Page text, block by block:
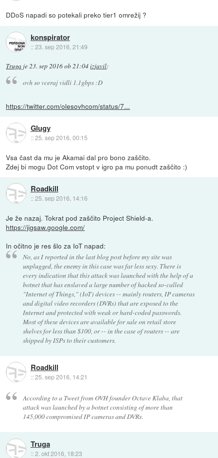
DDoS napadi so potekali preko tier1 omrežij ?
konspirator
::23. sep 2016, 21:49
Truga je23. sep 2016 ob 21:04izjavil:
ovh so vceraj vidli 1.1gbps :D
https://twitter.com/olesovhcom/status/7...
Glugy
::25. sep 2016, 00:15
Vsa čast da mu je Akamai dal pro bono zaščito.
Zdej bi mogu Dot Com vstopt v igro pa mu ponudt zaščito :)
Roadkill
::25. sep 2016, 14:16
Je že nazaj. Tokrat pod zaščito Project Shield-a.
https://jigsaw.google.com/
In očitno je res šlo za IoT napad:
No, as I reported in the last blog post before my site was
unplugged, the enemy in this case was far less sexy. There is
every indication that this attack was launched with the help of a
botnet that has enslaved a large number of hacked so-called
"Internet of Things," (IoT) devices -- mainly routers, IP cameras
and digital video recorders (DVRs) that are exposed to the
Internet and protected with weak or hard-coded passwords.
Most of these devices are available for sale on retail store
shelves for less than $100, or -- in the case of routers -- are
shipped by ISPs to their customers.
Roadkill
::25. sep 2016, 14:21
According to a Tweet from OVH founder Octave Klaba, that
attack was launched by a botnet consisting of more than
145,000 compromised IP cameras and DVRs.
Truga
::2. okt 2016, 18:23